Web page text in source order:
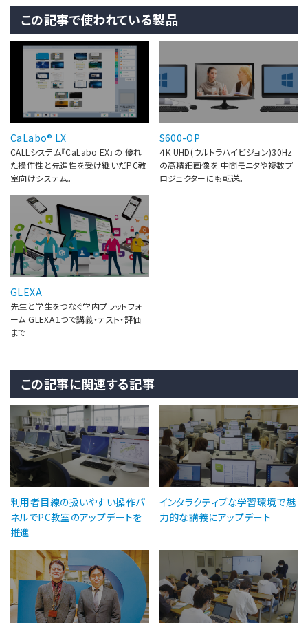
この記事で使われている製品
CaLabo® LX
CALLシステム『CaLabo EX』の 優れ
た操作性と先進性を受け継いだPC教
室向けシステム。
S600-OP
４K UHD(ウルトラハイビジョン)30Hz
の高精細画像を 中間モニタや複数プ
ロジェクターにも転送。
GLEXA
先生と学生をつなぐ学内プラットフォ
ーム GLEXA１つで講義・テスト・評価
まで
この記事に関連する記事
利用者目線の扱いやすい操作パ
ネルでPC教室のアップデートを
推進
インタラクティブな学習環境で魅
力的な講義にアップデート